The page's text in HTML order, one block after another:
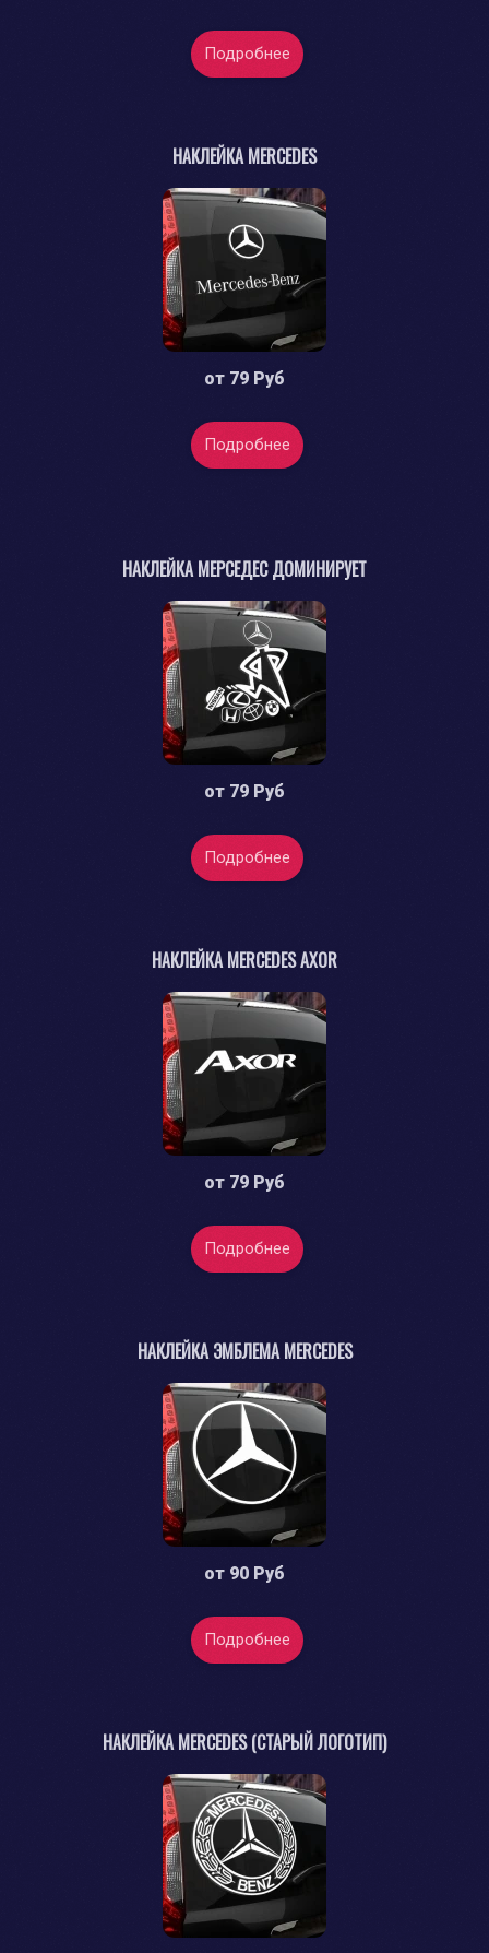
Подробнее
НАКЛЕЙКА MERCEDES
от 79 Руб
Подробнее
НАКЛЕЙКА МЕРСЕДЕС ДОМИНИРУЕТ
от 79 Руб
Подробнее
НАКЛЕЙКА MERCEDES AXOR
от 79 Руб
Подробнее
НАКЛЕЙКА ЭМБЛЕМА MERCEDES
от 90 Руб
Подробнее
НАКЛЕЙКА MERCEDES (СТАРЫЙ ЛОГОТИП)